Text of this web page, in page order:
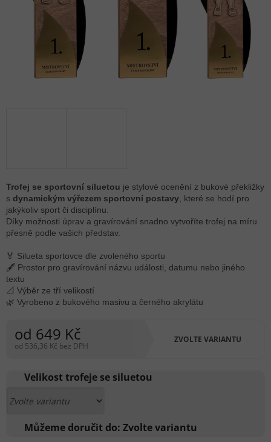
od 649 Kč
od 536,36 Kč bez DPH
cena:
ZVOLTE VARIANTU
Velikost trofeje se siluetou
Můžeme doručit do: Zvolte variantu
Trofej se sportovní siluetou je stylové ocenění z bukové překližky
s dynamickým výřezem sportovní postavy, které se hodí pro
jakýkoliv sport či disciplínu.
Díky možnosti úprav a gravírování snadno vytvoříte trofej na míru
přesně podle vašich představ.
🏅 Silueta sportovce dle zvoleného sportu
🖋 Prostor pro gravírování názvu události, datumu nebo jiného
textu
📐 Výběr ze tří velikostí
🌿 Vyrobeno z bukového masivu a černého akrylátu